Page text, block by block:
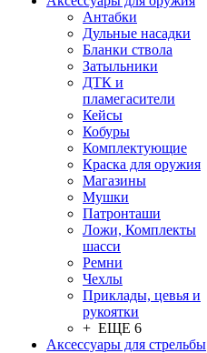
Антабки
Дульные насадки
Бланки ствола
Затыльники
ДТК и
пламегасители
Кейсы
Кобуры
Комплектующие
Краска для оружия
Магазины
Мушки
Патронташи
Ложи, Комплекты
шасси
Ремни
Чехлы
Приклады, цевья и
рукоятки
+ ЕЩЕ 6
Аксессуары для стрельбы